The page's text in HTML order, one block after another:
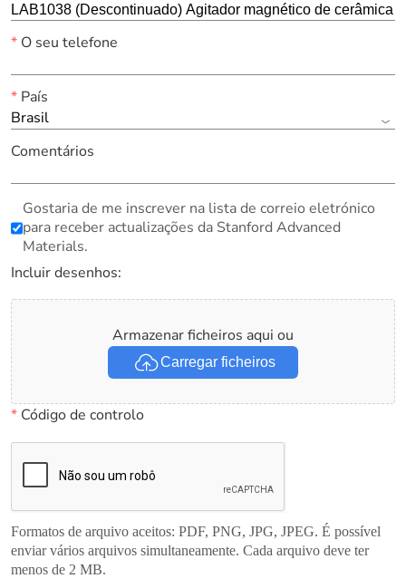
*O seu telefone
*País
Brasil
Comentários
Gostaria de me inscrever na lista de correio eletrónico
para receber actualizações da Stanford Advanced
Materials.
Incluir desenhos:
Armazenar ficheiros aqui ou
Carregar ficheiros
*Código de controlo
Formatos de arquivo aceitos: PDF, PNG, JPG, JPEG. É possível
enviar vários arquivos simultaneamente. Cada arquivo deve ter
menos de 2 MB.